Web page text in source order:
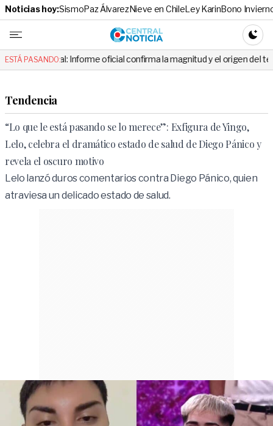
Noticias hoy:SismoPaz ÁlvarezNieve en ChileLey KarinBono
Central
ESTÁ PASANDO:
Informe oficial confirma la magnitud y el origen del temblor
Tendencia
“Lo que le está pasando se lo merece”: Exfigura de Yingo,
Lelo, celebra el dramático estado de salud de Diego Pánico y
revela el oscuro motivo
Lelo lanzó duros comentarios contra Diego Pánico, quien
atraviesa un delicado estado de salud.